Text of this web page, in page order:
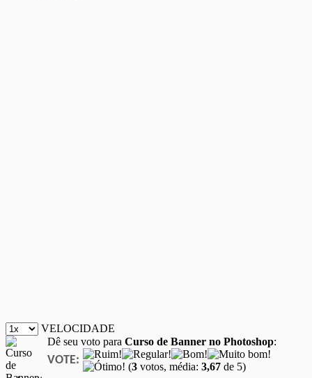
VELOCIDADE
Dê seu voto para Curso de Banner no Photoshop:
VOTE: (3 votos, média: 3,67 de 5)